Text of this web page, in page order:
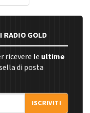
RADIO GOLD
ricevere le ultime
di posta
ISCRIVITI